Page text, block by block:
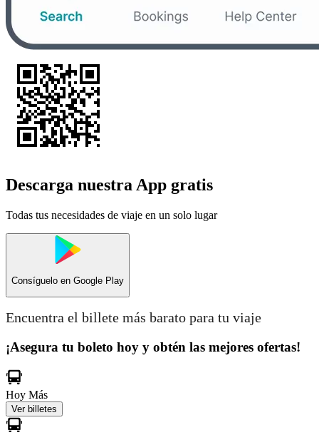
Descarga nuestra App gratis
Todas tus necesidades de viaje en un solo lugar
Consíguelo en Google Play
Encuentra el billete más barato para tu viaje
¡Asegura tu boleto hoy y obtén las mejores ofertas!
Hoy Más
Ver billetes